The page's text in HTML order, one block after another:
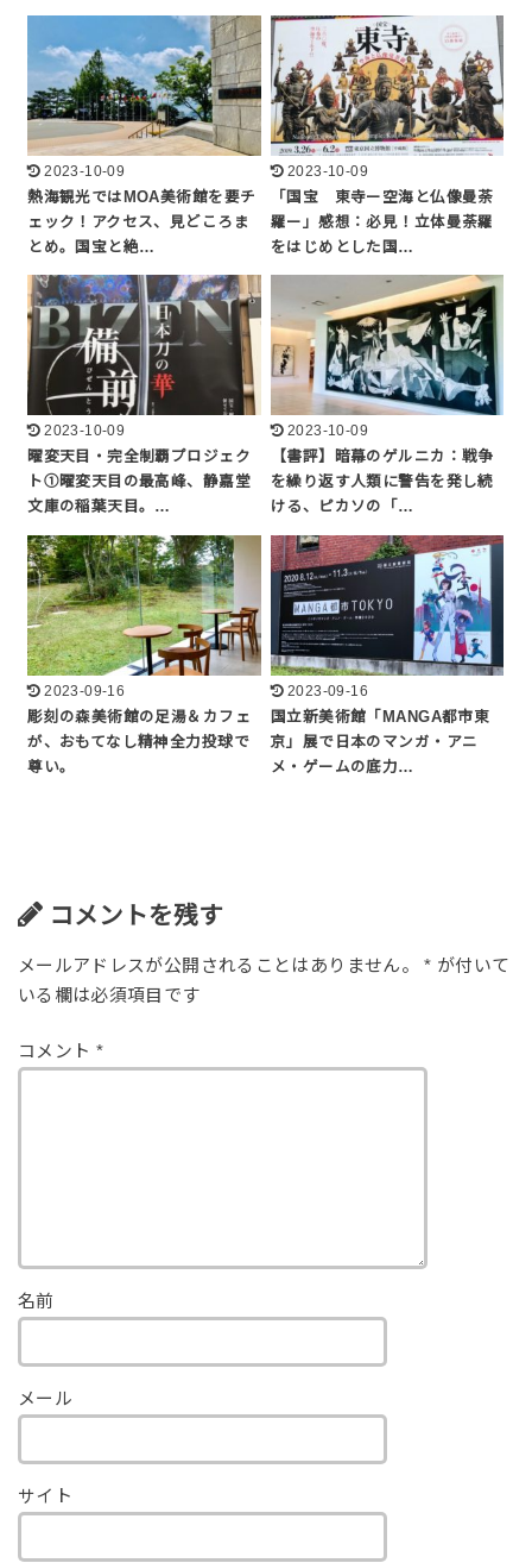
2023-10-09
熱海観光ではMOA美術館を要チ
ェック！アクセス、見どころま
とめ。国宝と絶…
2023-10-09
「国宝 東寺ー空海と仏像曼荼
羅ー」感想：必見！立体曼荼羅
をはじめとした国…
2023-10-09
曜変天目・完全制覇プロジェク
ト①曜変天目の最高峰、静嘉堂
文庫の稲葉天目。…
2023-10-09
【書評】暗幕のゲルニカ：戦争
を繰り返す人類に警告を発し続
ける、ピカソの「…
2023-09-16
彫刻の森美術館の足湯＆カフェ
が、おもてなし精神全力投球で
尊い。
2023-09-16
国立新美術館「MANGA都市東
京」展で日本のマンガ・アニ
メ・ゲームの底力…
コメントを残す
メールアドレスが公開されることはありません。 * が付いて
いる欄は必須項目です
コメント *
名前
メール
サイト